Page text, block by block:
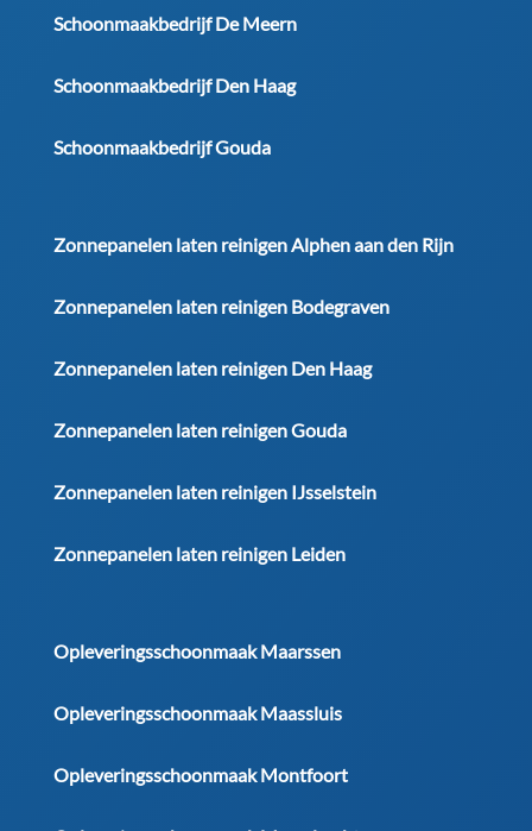
Schoonmaakbedrijf De Meern
Schoonmaakbedrijf Den Haag
Schoonmaakbedrijf Gouda
Zonnepanelen laten reinigen Alphen aan den Rijn
Zonnepanelen laten reinigen Bodegraven
Zonnepanelen laten reinigen Den Haag
Zonnepanelen laten reinigen Gouda
Zonnepanelen laten reinigen IJsselstein
Zonnepanelen laten reinigen Leiden
Opleveringsschoonmaak Maarssen
Opleveringsschoonmaak Maassluis
Opleveringsschoonmaak Montfoort